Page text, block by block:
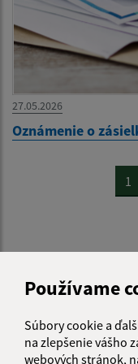
Používame
Súbory cookie a
na zlepšenie vášho
webových stránok,
27.05.2026
Oznámenie o
1
Je táto stránka užitočná?
Našli ste na stránke